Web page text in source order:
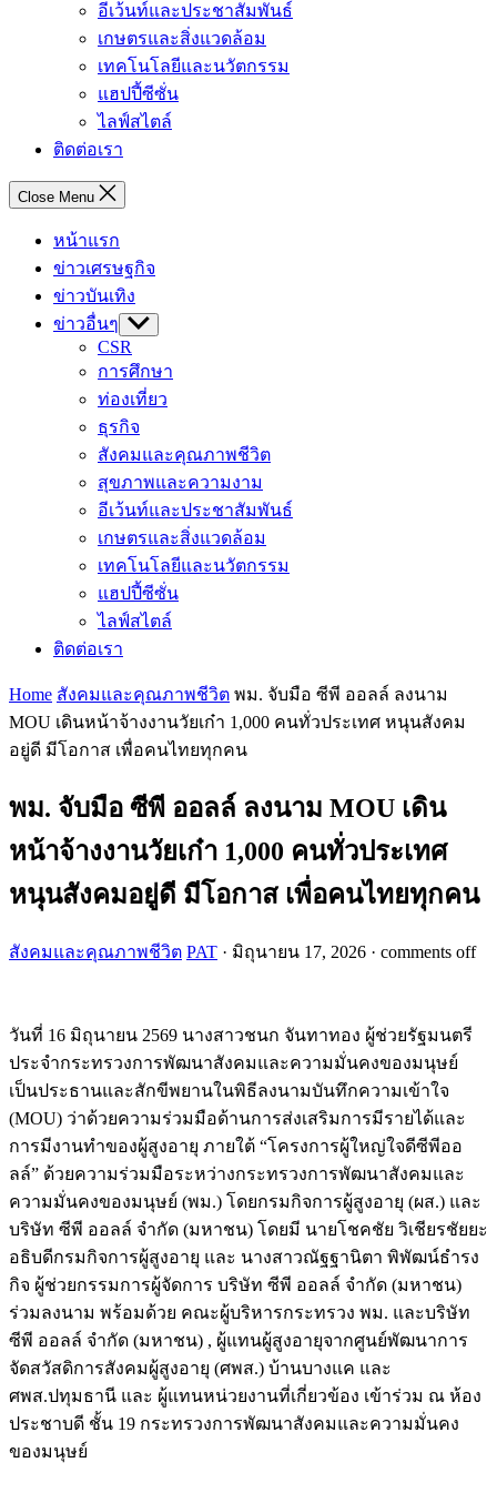
อีเว้นท์และประชาสัมพันธ์
เกษตรและสิ่งแวดล้อม
เทคโนโลยีและนวัตกรรม
แฮปปี้ซีซั่น
ไลฟ์สไตล์
ติดต่อเรา
Close Menu
หน้าแรก
ข่าวเศรษฐกิจ
ข่าวบันเทิง
ข่าวอื่นๆ Show
sub
menu
CSR
การศึกษา
ท่องเที่ยว
ธุรกิจ
สังคมและคุณภาพชีวิต
สุขภาพและความงาม
อีเว้นท์และประชาสัมพันธ์
เกษตรและสิ่งแวดล้อม
เทคโนโลยีและนวัตกรรม
แฮปปี้ซีซั่น
ไลฟ์สไตล์
ติดต่อเรา
Home สังคมและคุณภาพชีวิต พม. จับมือ ซีพี ออลล์ ลงนาม
MOU เดินหน้าจ้างงานวัยเก๋า 1,000 คนทั่วประเทศ หนุนสังคม
อยู่ดี มีโอกาส เพื่อคนไทยทุกคน
พม. จับมือ ซีพี ออลล์ ลงนาม MOU เดิน
หน้าจ้างงานวัยเก๋า 1,000 คนทั่วประเทศ
หนุนสังคมอยู่ดี มีโอกาส เพื่อคนไทยทุกคน
สังคมและคุณภาพชีวิต PAT · มิถุนายน 17, 2026 · comments off
วันที่ 16 มิถุนายน 2569 นางสาวชนก จันทาทอง ผู้ช่วยรัฐมนตรี
ประจำกระทรวงการพัฒนาสังคมและความมั่นคงของมนุษย์
เป็นประธานและสักขีพยานในพิธีลงนามบันทึกความเข้าใจ
(MOU) ว่าด้วยความร่วมมือด้านการส่งเสริมการมีรายได้และ
การมีงานทำของผู้สูงอายุ ภายใต้ “โครงการผู้ใหญ่ใจดีซีพีออ
ลล์” ด้วยความร่วมมือระหว่างกระทรวงการพัฒนาสังคมและ
ความมั่นคงของมนุษย์ (พม.) โดยกรมกิจการผู้สูงอายุ (ผส.) และ
บริษัท ซีพี ออลล์ จำกัด (มหาชน) โดยมี นายโชคชัย วิเชียรชัยยะ
อธิบดีกรมกิจการผู้สูงอายุ และ นางสาวณัฐฐานิตา พิพัฒน์ธำรง
กิจ ผู้ช่วยกรรมการผู้จัดการ บริษัท ซีพี ออลล์ จำกัด (มหาชน)
ร่วมลงนาม พร้อมด้วย คณะผู้บริหารกระทรวง พม. และบริษัท
ซีพี ออลล์ จำกัด (มหาชน) , ผู้แทนผู้สูงอายุจากศูนย์พัฒนาการ
จัดสวัสดิการสังคมผู้สูงอายุ (ศพส.) บ้านบางแค และ
ศพส.ปทุมธานี และ ผู้แทนหน่วยงานที่เกี่ยวข้อง เข้าร่วม ณ ห้อง
ประชาบดี ชั้น 19 กระทรวงการพัฒนาสังคมและความมั่นคง
ของมนุษย์